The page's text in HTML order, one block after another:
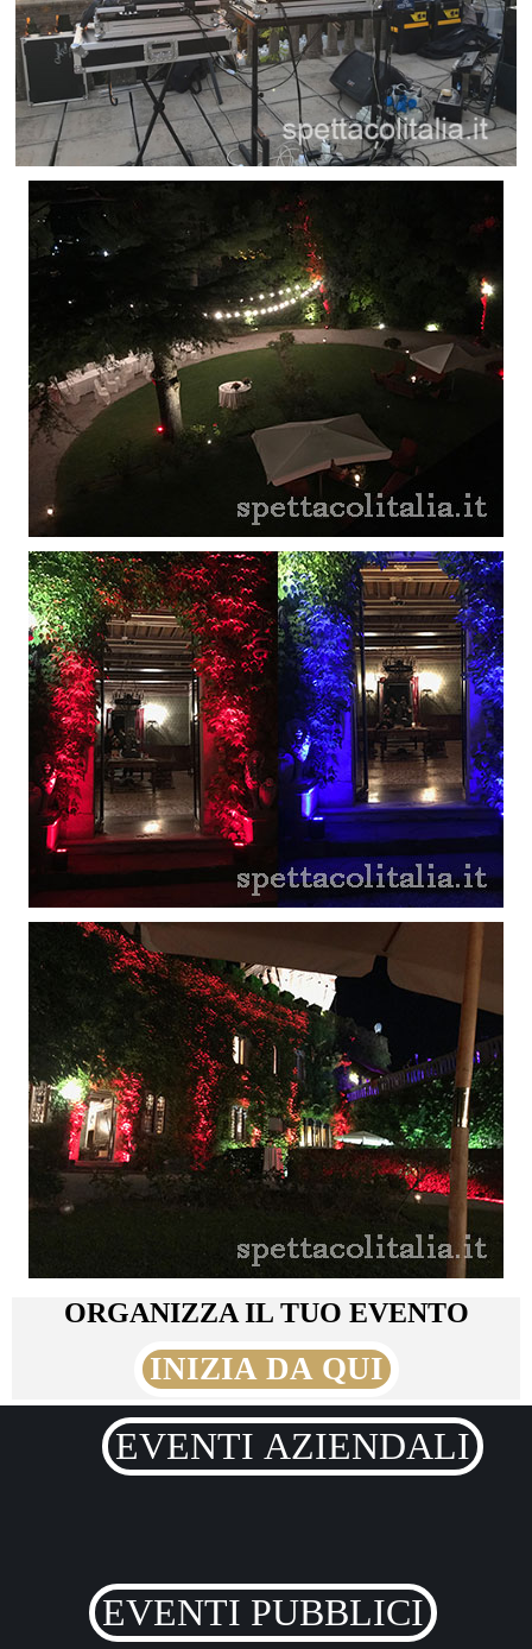
ORGANIZZA IL TUO EVENTO
INIZIA DA QUI
EVENTI AZIENDALI
EVENTI PUBBLICI